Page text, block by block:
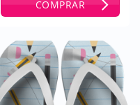
COMPRAR